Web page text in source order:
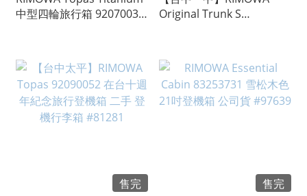
中型四輪旅行箱 92070034
Original Trunk S
售完
售完